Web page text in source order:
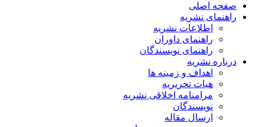
صفحه اصلی
راهنمای نشریه
اطلاعات نشریه
راهنمای داوران
راهنمای نویسندگان
درباره نشریه
اهداف و زمینه ها
هیات تحریریه
مرامنامه اخلاقی نشریه
نویسندگان
ارسال مقاله